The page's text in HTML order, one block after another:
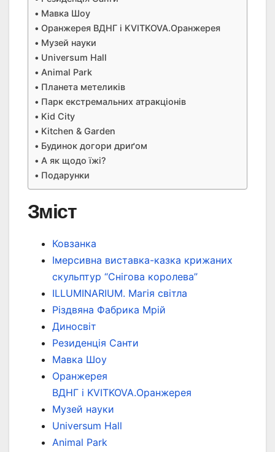
Мавка Шоу
Оранжерея ВДНГ і KVITKOVA.Оранжерея
Музей науки
Universum Hall
Animal Park
Планета метеликів
Парк екстремальних атракціонів
Kid City
Kitchen & Garden
Будинок догори дриґом
А як щодо їжі?
Подарунки
Зміст
Ковзанка
Імерсивна виставка-казка крижаних
скульптур “Снігова королева”
ILLUMINARIUM. Магія світла
Різдвяна Фабрика Мрій
Диносвіт
Резиденція Санти
Мавка Шоу
Оранжерея
ВДНГ і KVITKOVA.Оранжерея
Музей науки
Universum Hall
Animal Park